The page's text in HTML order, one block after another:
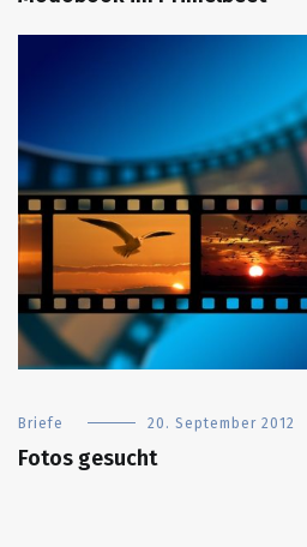
Briefe 20. September 2012
Fotos gesucht